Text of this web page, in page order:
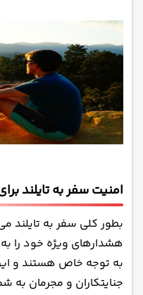
امنیت سفر به تایلند
بطور کلی سفر به تایلند
هشدارهای ویژه خود را به
به توجه خاص هستند و
جنایتکاران و مجرمان به